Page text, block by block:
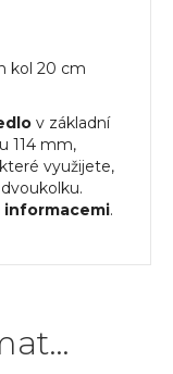
kol 20 cm
v základní
114 mm,
využijete,
informacemi.